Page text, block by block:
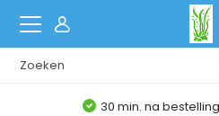
30 min. na